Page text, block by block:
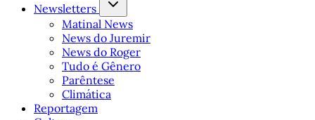
Newsletters
Matinal News
News do Juremir
News do Roger
Tudo é Gênero
Parêntese
Climática
Reportagem